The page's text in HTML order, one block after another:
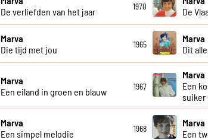
De verliefden van het jaar
1970
De
Marva
Die tijd met jou
1965
Marva
Dit
Marva
Een eiland in groen en blauw
1967
Marva
Een
suiker
Marva
Een simpel melodie
1968
Marva
Een